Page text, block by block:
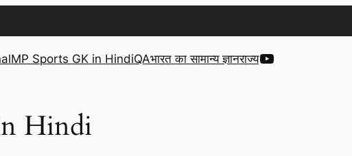
MP Sports GK in HindiQAभारत का सामान्य ज्ञानराज्यYouTube
Hindi